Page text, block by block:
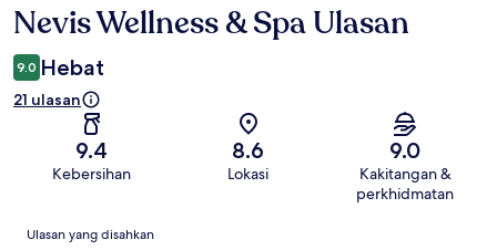
Ulasan
Nevis Wellness & Spa Ulasan
9.0 Hebat
21 ulasan
9.4
Kebersihan
8.6
Lokasi
9.0
Kakitangan &
perkhidmatan
Ulasan
Ulasan yang disahkan